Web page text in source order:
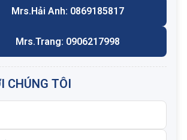
với tiêu chuẩn DIN 24550
Công ty Cổ phần kỹ thuật Nam Hải
định kỳ 6 tháng - 1 năm/lần, tùy theo
hành hoặc ngay khi tắc lọc
biến báo tắc lọc để theo dõi và thay
khi lõi bẩn.
Mrs.Hải Anh: 0869185817
Mrs.Trang: 0906217998
CHÚNG TÔI